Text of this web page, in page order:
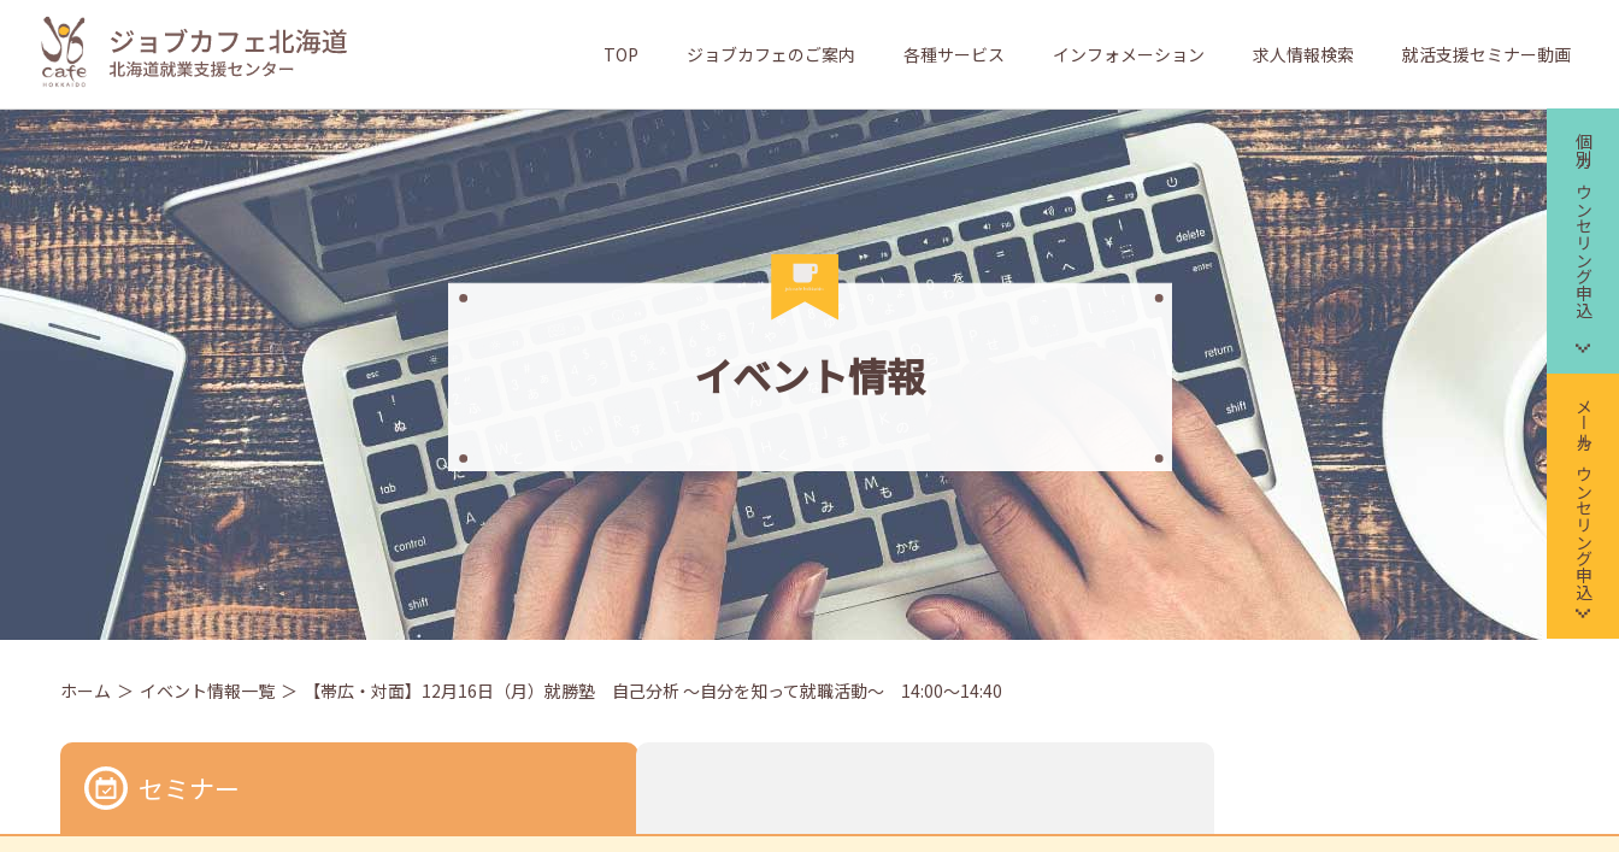
TOP ジョブカフェのご案内 各種サービス インフォメーション 求人情報検索 就活支援セミナー動画
個別カウンセリング申込
メールカウンセリング申込
イベント情報
ホーム イベント情報一覧 【帯広・対面】12月16日（月）就勝塾 自己分析 ～自分を知って就職活動～ 14:00～14:40
セミナー